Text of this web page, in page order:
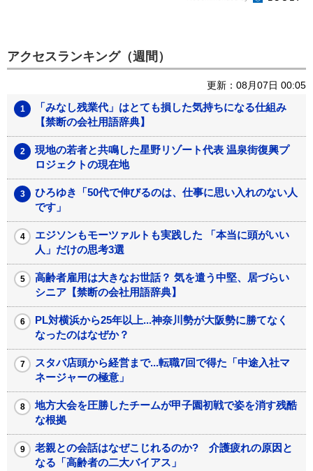
アクセスランキング（週間）
更新：08月07日 00:05
「みなし残業代」はとても損した気持ちになる仕組み
【禁断の会社用語辞典】
現地の若者と共鳴した星野リゾート代表 温泉街復興プ
ロジェクトの現在地
ひろゆき「50代で伸びるのは、仕事に思い入れのない人
です」
エジソンもモーツァルトも実践した 「本当に頭がいい
人」だけの思考3選
高齢者雇用は大きなお世話？ 気を遣う中堅、居づらい
シニア【禁断の会社用語辞典】
PL対横浜から25年以上...神奈川勢が大阪勢に勝てなく
なったのはなぜか？
スタバ店頭から経営まで...転職7回で得た「中途入社マ
ネージャーの極意」
地方大会を圧勝したチームが甲子園初戦で姿を消す残酷
な根拠
老親との会話はなぜこじれるのか? 介護疲れの原因と
なる「高齢者の二大バイアス」